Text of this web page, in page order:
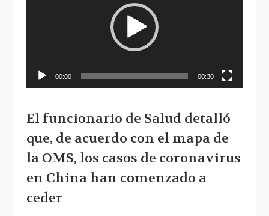
00:00 00:30
El funcionario de Salud detalló
que, de acuerdo con el mapa de
la OMS, los casos de coronavirus
en China han comenzado a
ceder